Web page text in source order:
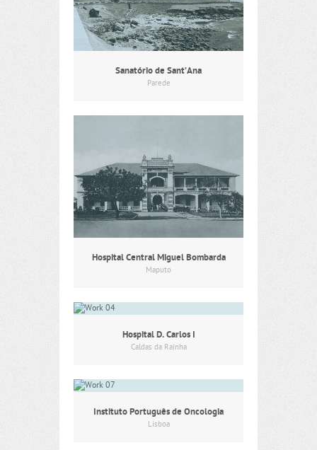
Sanatório de Sant’Ana
Parede
Hospital Central Miguel Bombarda
Maputo
Hospital D. Carlos I
Caldas da Rainha
Instituto Português de Oncologia
Lisboa